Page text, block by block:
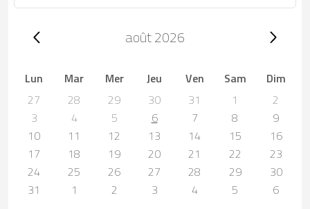
Trip dates, août 2026août 2026
Lun Mar Mer Jeu Ven Sam
Dim
27
28 29 30 31 1
2
3
4 5 6 7 8
9
10
11 12 13 14 15
16
17
18 19 20 21 22
23
24
25 26 27 28 29
30
31
1 2 3 4 5
6